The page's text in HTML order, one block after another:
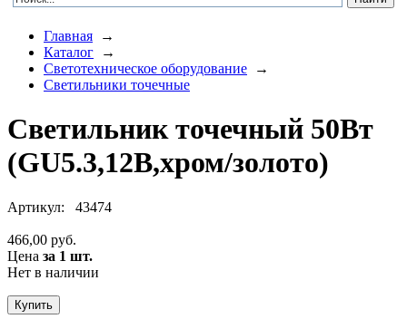
Главная →
Каталог →
Светотехническое оборудование →
Светильники точечные
Светильник точечный 50Вт
(GU5.3,12В,хром/золото)
Артикул: 43474
466,00 руб.
Цена за 1 шт.
Нет в наличии